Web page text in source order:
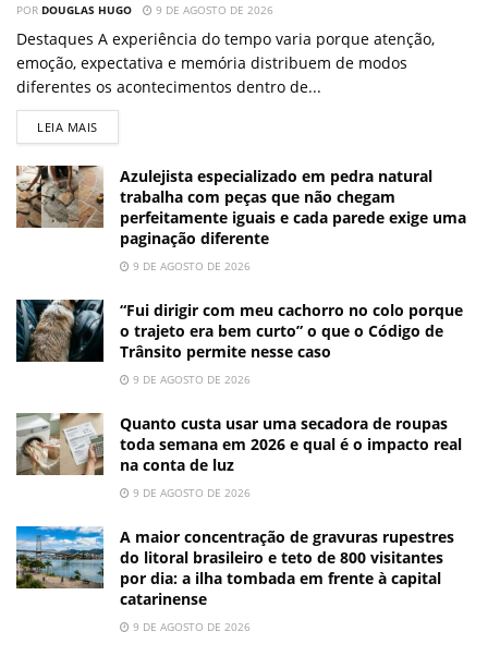
POR DOUGLAS HUGO 9 DE AGOSTO DE 2026
Destaques A experiência do tempo varia porque atenção,
emoção, expectativa e memória distribuem de modos
diferentes os acontecimentos dentro de...
LEIA MAIS
Azulejista especializado em pedra natural
trabalha com peças que não chegam
perfeitamente iguais e cada parede exige uma
paginação diferente
9 DE AGOSTO DE 2026
“Fui dirigir com meu cachorro no colo porque
o trajeto era bem curto” o que o Código de
Trânsito permite nesse caso
9 DE AGOSTO DE 2026
Quanto custa usar uma secadora de roupas
toda semana em 2026 e qual é o impacto real
na conta de luz
9 DE AGOSTO DE 2026
A maior concentração de gravuras rupestres
do litoral brasileiro e teto de 800 visitantes
por dia: a ilha tombada em frente à capital
catarinense
9 DE AGOSTO DE 2026